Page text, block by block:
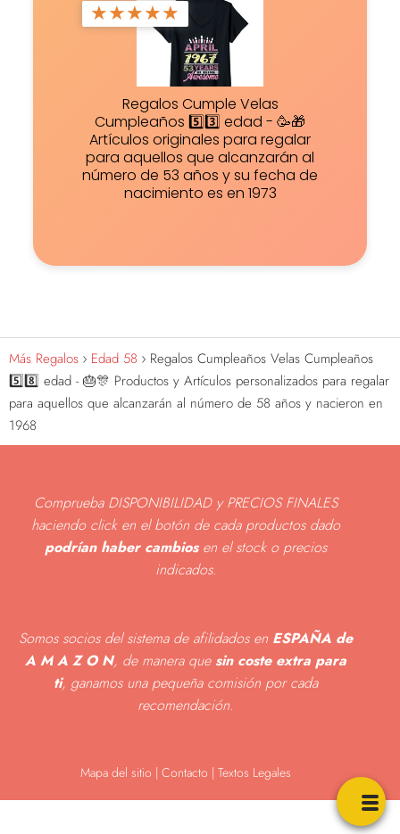
★★★★★
Regalos Cumple Velas
Cumpleaños 5️⃣3️⃣ edad - 🥳🎁
Artículos originales para regalar
para aquellos que alcanzarán al
número de 53 años y su fecha de
nacimiento es en 1973
Más Regalos Edad 58
Regalos Cumpleaños Velas Cumpleaños
5️⃣8️⃣ edad - 🎂🎊 Productos y Artículos personalizados para regalar
para aquellos que alcanzarán al número de 58 años y nacieron en
1968
Comprueba DISPONIBILIDAD y PRECIOS FINALES
haciendo click en el botón de cada productos dado
podrían haber cambiosen el stock o precios
indicados.
Somos socios del sistema de afilidados en ESPAÑA de
A M A Z O N, de manera que sin coste extra para
ti, ganamos una pequeña comisión por cada
recomendación.
Mapa del sitio | Contacto | Textos Legales